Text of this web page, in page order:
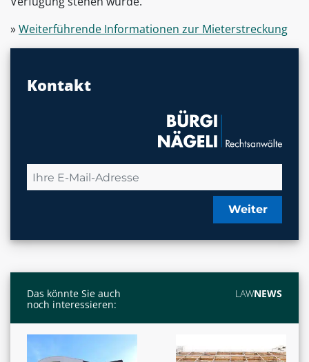
»Weiterführende Informationen zur Mieterstreckung
Kontakt
Weiter
Das könnte Sie auch
noch interessieren:
LAWNEWS